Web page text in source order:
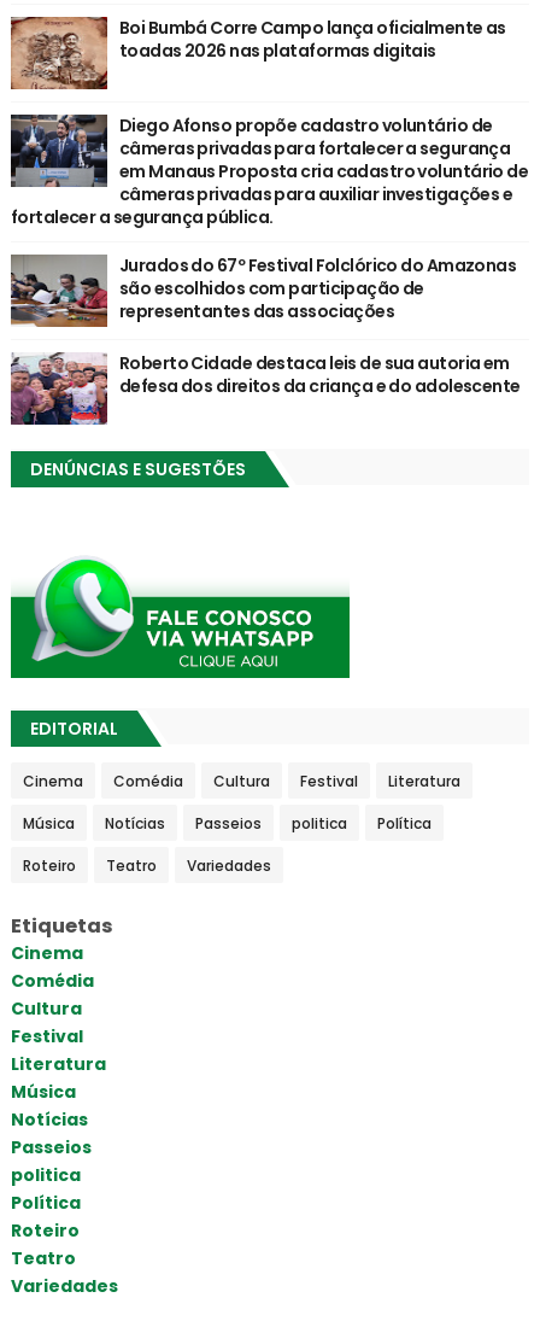
Boi Bumbá Corre Campo lança oficialmente as
toadas 2026 nas plataformas digitais
Diego Afonso propõe cadastro voluntário de
câmeras privadas para fortalecer a segurança
em Manaus Proposta cria cadastro voluntário de
câmeras privadas para auxiliar investigações e
fortalecer a segurança pública.
Jurados do 67º Festival Folclórico do Amazonas
são escolhidos com participação de
representantes das associações
Roberto Cidade destaca leis de sua autoria em
defesa dos direitos da criança e do adolescente
DENÚNCIAS E SUGESTÕES
EDITORIAL
Cinema Comédia Cultura Festival Literatura
Música Notícias Passeios politica Política
Roteiro Teatro Variedades
Etiquetas
Cinema
Comédia
Cultura
Festival
Literatura
Música
Notícias
Passeios
politica
Política
Roteiro
Teatro
Variedades